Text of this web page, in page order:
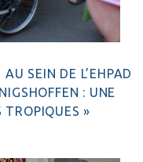
SEIN DE L’EHPAD
: UNE
TROPIQUES »